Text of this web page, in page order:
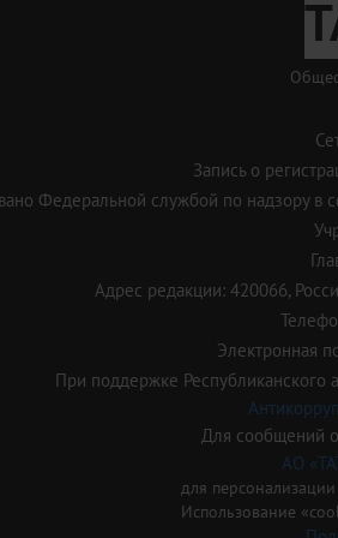
Запись о
Федеральной службой по надзору в
Адрес редакции: 420066,
Электронная
При поддержке Республиканского
Для сообщений
АО
для
Использование